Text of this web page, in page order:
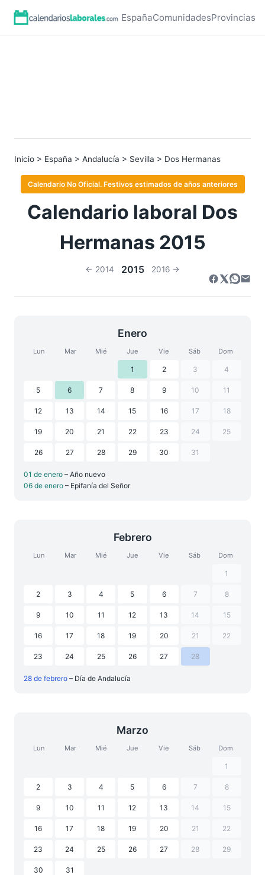
EspañaComunidadesProvincias
Inicio > España > Andalucía > Sevilla > Dos Hermanas
Calendario No Oficial. Festivos estimados de años anteriores
Calendario laboral Dos
Hermanas 2015
← 2014 2015 2016 →
Enero
Lun Mar Mié Jue Vie Sáb Dom
1 2 3 4
5 6 7 8 9 10 11
12 13 14 15 16 17 18
19 20 21 22 23 24 25
26 27 28 29 30 31
01 de enero – Año nuevo
06 de enero – Epifanía del Señor
Febrero
Lun Mar Mié Jue Vie Sáb Dom
1
2 3 4 5 6 7 8
9 10 11 12 13 14 15
16 17 18 19 20 21 22
23 24 25 26 27 28
28 de febrero – Día de Andalucía
Marzo
Lun Mar Mié Jue Vie Sáb Dom
1
2 3 4 5 6 7 8
9 10 11 12 13 14 15
16 17 18 19 20 21 22
23 24 25 26 27 28 29
30 31